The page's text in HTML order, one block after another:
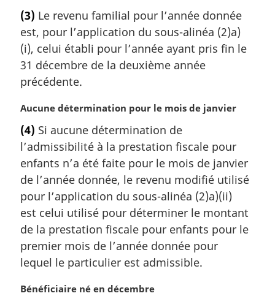
t
e
m
a
r
g
n
a
l
e
:
(3) Le revenu familial pour l’année donnée
est, pour l’application du sous-alinéa (2)a)
(i), celui établi pour l’année ayant pris fin le
31 décembre de la deuxième année
précédente.
N
t
e
m
a
g
i
n
a
l
e
:
Aucune détermination pour le mois de janvier
(4) Si aucune détermination de
l’admissibilité à la prestation fiscale pour
enfants n’a été faite pour le mois de janvier
de l’année donnée, le revenu modifié utilisé
pour l’application du sous-alinéa (2)a)(ii)
est celui utilisé pour déterminer le montant
de la prestation fiscale pour enfants pour le
premier mois de l’année donnée pour
lequel le particulier est admissible.
N
Bénéficiaire né en décembre